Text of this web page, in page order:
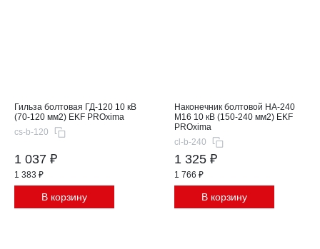
Гильза болтовая ГД-120 10 кВ
(70-120 мм2) EKF PROxima
cs-b-120
1 037 ₽
1 383 ₽
В корзину
Наконечник болтовой НА-240
М16 10 кВ (150-240 мм2) EKF
PROxima
cl-b-240
1 325 ₽
1 766 ₽
В корзину